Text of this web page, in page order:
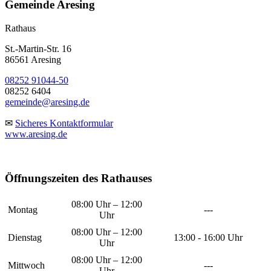
Gemeinde Aresing
Rathaus
St.-Martin-Str. 16
86561 Aresing
08252 91044-50
08252 6404
gemeinde@aresing.de
✉ Sicheres Kontaktformular
www.aresing.de
Öffnungszeiten des Rathauses
Montag
08:00 Uhr – 12:00
Uhr
---
Dienstag
08:00 Uhr – 12:00
Uhr
13:00 - 16:00 Uhr
Mittwoch
08:00 Uhr – 12:00
---